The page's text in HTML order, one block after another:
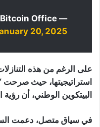
Bitcoin Office
20, 2025
على الرغم من هذه
استراتيجيتها، حيث
البيتكوين الوطني، أن رؤية
في سياق متصل، دعمت